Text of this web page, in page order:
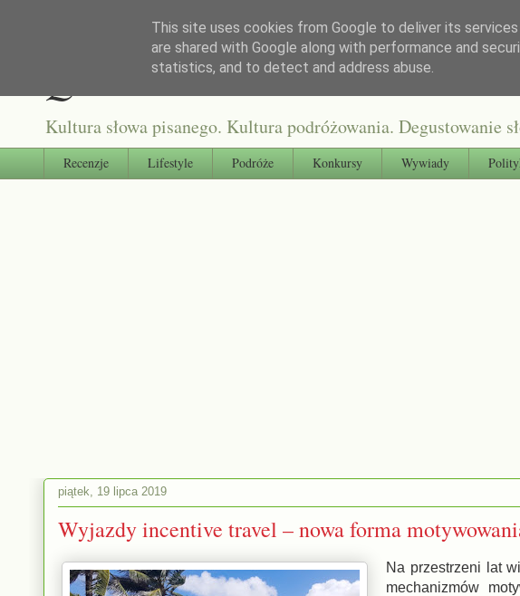
Qultura słowa
Kultura słowa pisanego. Kultura podróżowania. Degustowanie
Recenzje Lifestyle Podróże Konkursy Wywiady
piątek, 19 lipca 2019
Wyjazdy incentive travel – nowa forma
Na przestrzeni lat
mechanizmów
This site uses cookies from Google to deliver its
are shared with Google along with performance and
statistics, and to detect and address abuse.